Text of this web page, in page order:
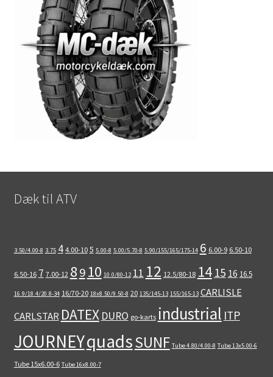
Dæk til ATV
3.50/4.00-8 3.75 4 4.00-10 5 5.00-8 5.00/5.70-8 5.90/155/165/175-14 6 6.00-9 6.50-10
6.50-16 7 7.00-12 89 10 10.0/80-12 11 12 12.5/80-18 14 15 16 16.5
16.9/18.4/20.8-34 16/70-20 18x8.50/9.50-8 20 135/145-13 155/165-13 CARLISLE
CARLSTAR DATEX DURO go-karts industrial ITP
JOURNEYquadsSUNF Tube 4.80/4.00-8 Tube 13x5.00-6
Tube 15x6.00-6 Tube 16x8.00-7